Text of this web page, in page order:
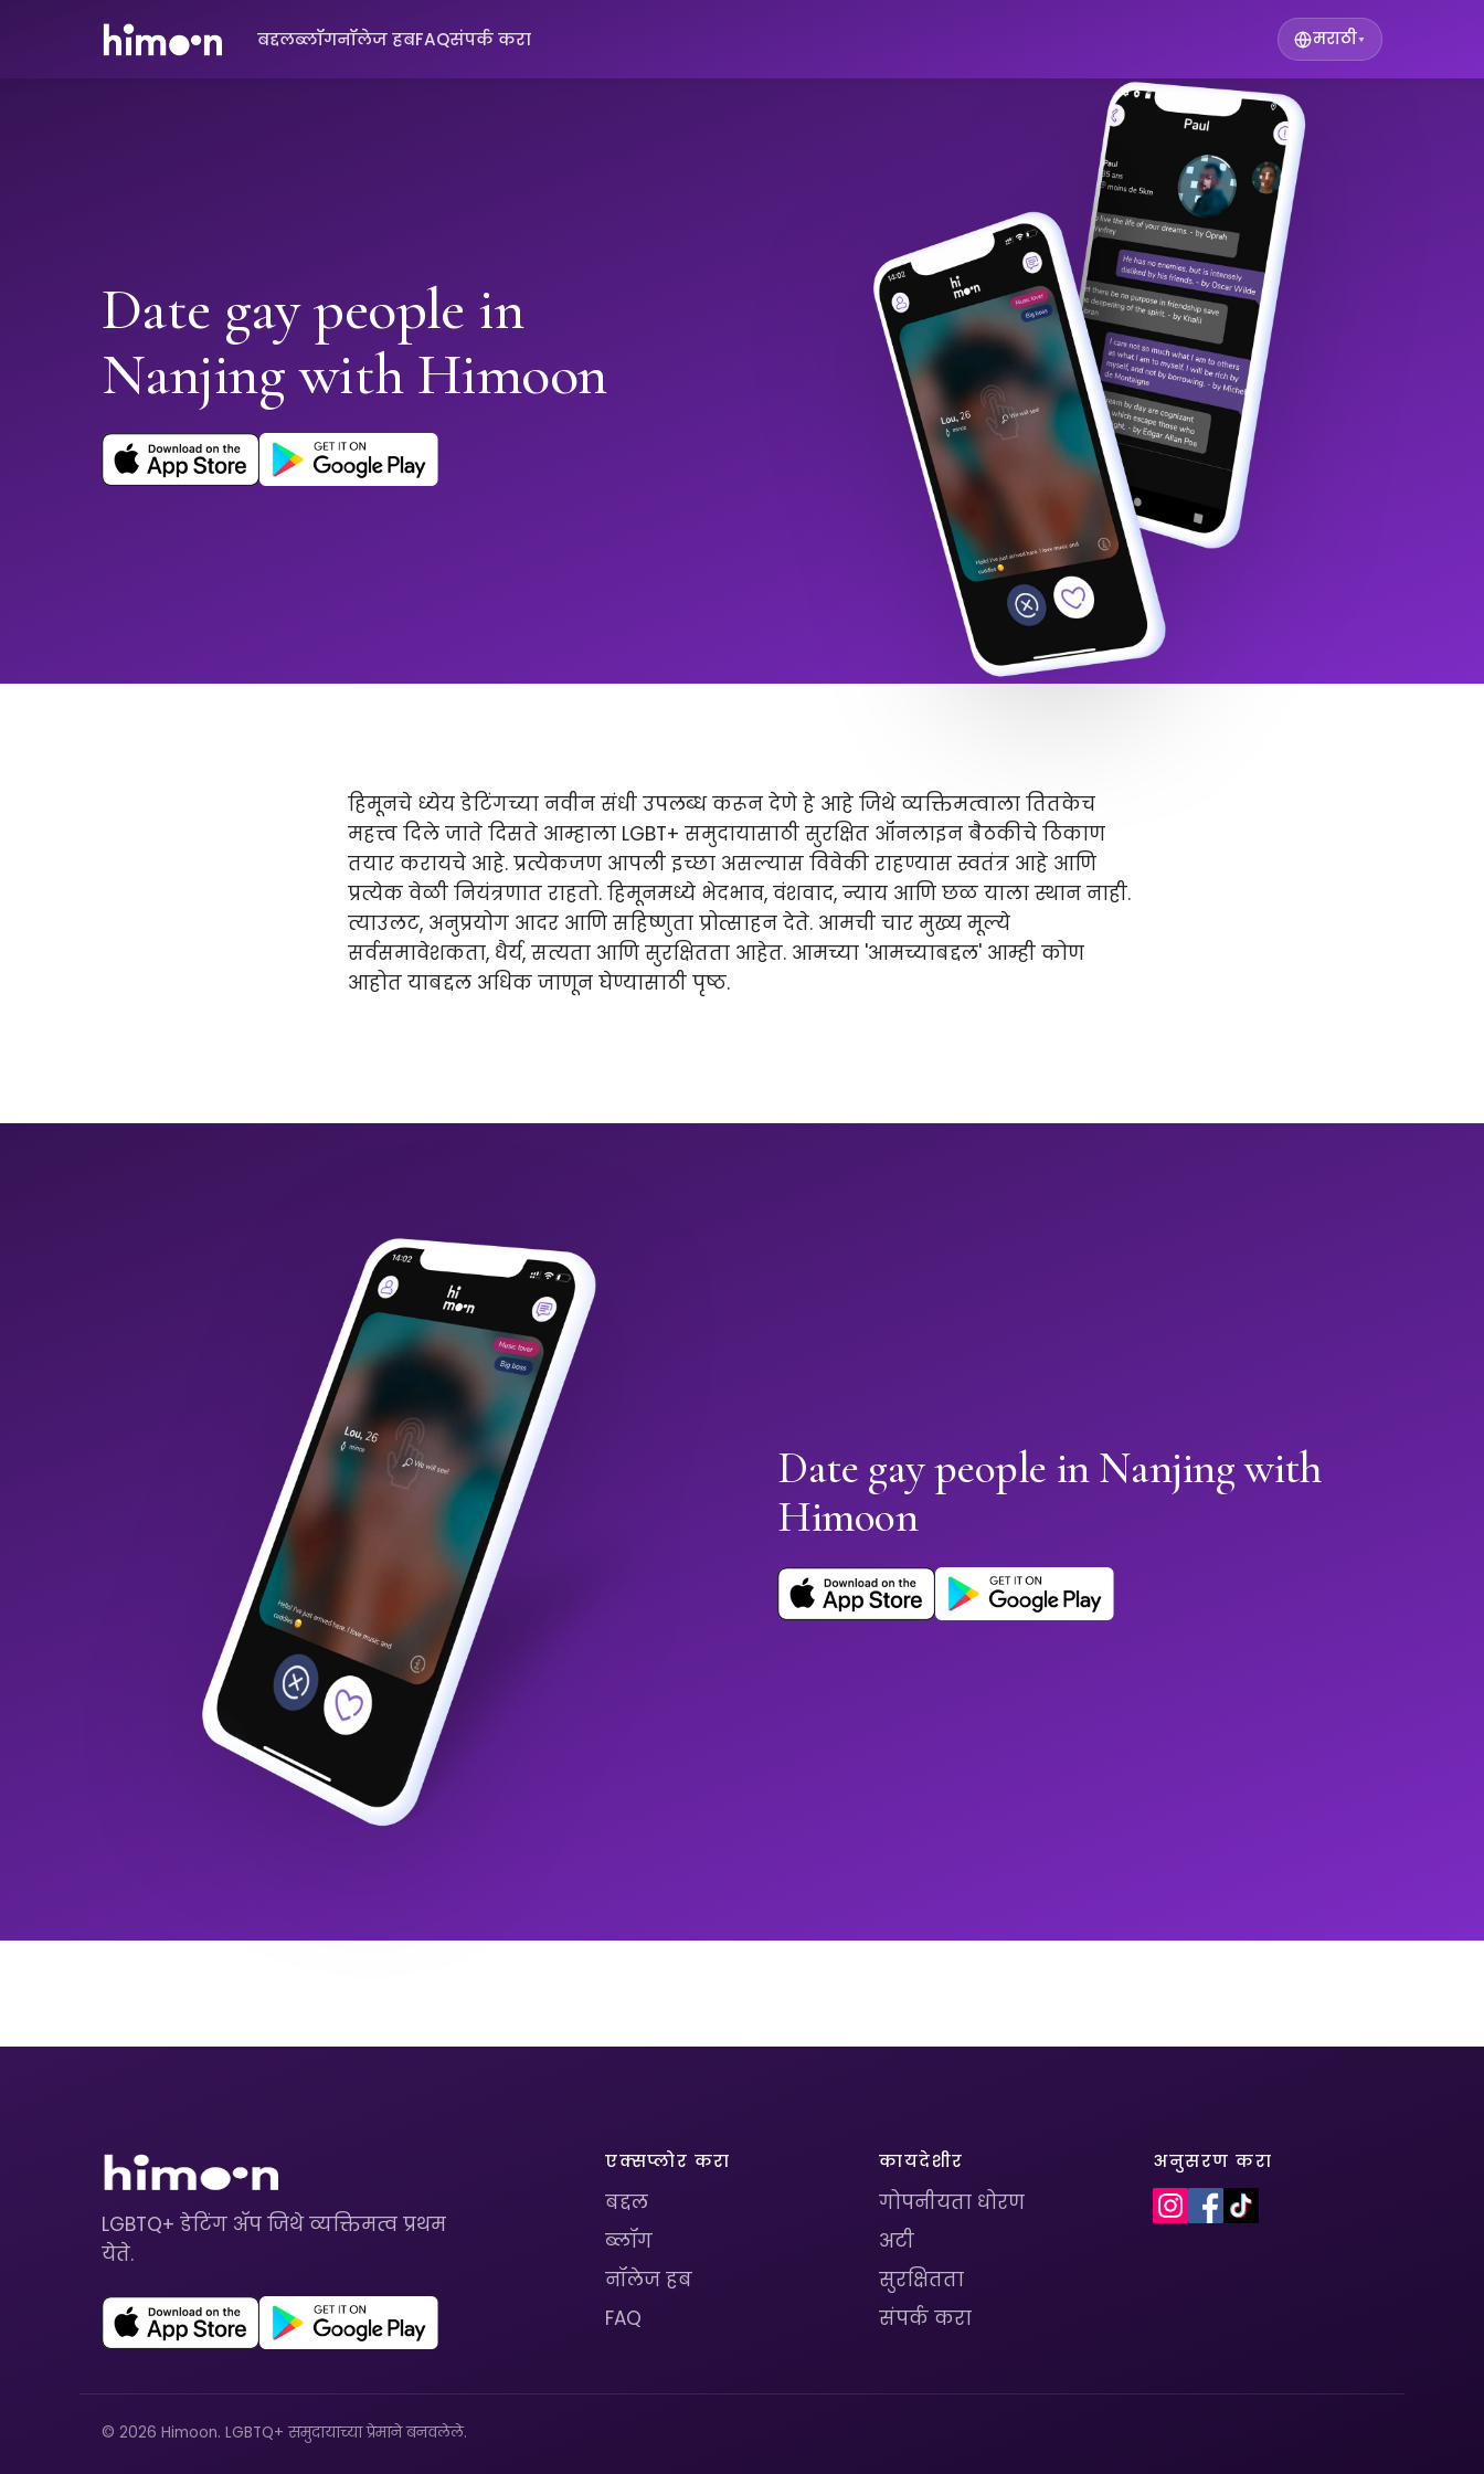
बद्दलब्लॉगनॉलेज हबFAQसंपर्क करा मराठी▾
Date gay people in
Nanjing with Himoon
हिमूनचे ध्येय डेटिंगच्या नवीन संधी उपलब्ध करून देणे हे आहे जिथे व्यक्तिमत्वाला तितकेच
महत्त्व दिले जाते दिसते आम्हाला LGBT+ समुदायासाठी सुरक्षित ऑनलाइन बैठकीचे ठिकाण
तयार करायचे आहे. प्रत्येकजण आपली इच्छा असल्यास विवेकी राहण्यास स्वतंत्र आहे आणि
प्रत्येक वेळी नियंत्रणात राहतो. हिमूनमध्ये भेदभाव, वंशवाद, न्याय आणि छळ याला स्थान नाही.
त्याउलट, अनुप्रयोग आदर आणि सहिष्णुता प्रोत्साहन देते. आमची चार मुख्य मूल्ये
सर्वसमावेशकता, धैर्य, सत्यता आणि सुरक्षितता आहेत. आमच्या 'आमच्याबद्दल' आम्ही कोण
आहोत याबद्दल अधिक जाणून घेण्यासाठी पृष्ठ.
Date gay people in Nanjing with
Himoon
LGBTQ+ डेटिंग ॲप जिथे व्यक्तिमत्व प्रथम
येते.
एक्सप्लोर करा
बद्दल
ब्लॉग
नॉलेज हब
FAQ
कायदेशीर
गोपनीयता धोरण
अटी
सुरक्षितता
संपर्क करा
अनुसरण करा
© 2026 Himoon. LGBTQ+ समुदायाच्या प्रेमाने बनवलेले.